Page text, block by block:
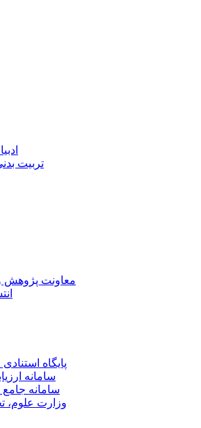
تربیت
معاونت پژوهش
پایگاه
سامانه
سامانه
وزارت علوم،